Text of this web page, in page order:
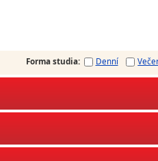
Forma studia: Denní